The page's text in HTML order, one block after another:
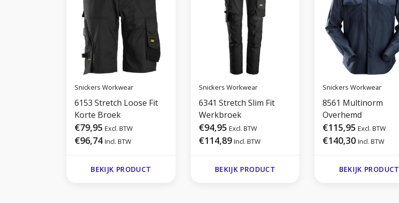
Snickers Workwear
6153 Stretch Loose Fit
Korte Broek
€79,95 Excl. BTW
€96,74 Incl. BTW
BEKIJK PRODUCT
Snickers Workwear
6341 Stretch Slim Fit
Werkbroek
€94,95 Excl. BTW
€114,89 Incl. BTW
BEKIJK PRODUCT
Snickers Workwear
8561 Multinorm
Overhemd
€115,95 Excl. BTW
€140,30 Incl. BTW
BEKIJK PRODUCT